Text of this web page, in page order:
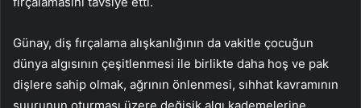
Günay, diş fırçalama alışkanlığının da vakitle çocuğun
dünya algısının çeşitlenmesi ile birlikte daha hoş ve pak
dişlere sahip olmak, ağrının önlenmesi, sıhhat kavramının